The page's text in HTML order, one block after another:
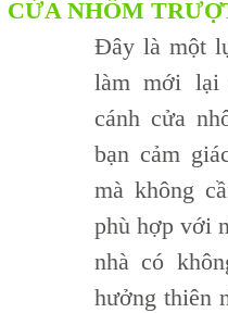
CỬA NHÔM
Đây là một
làm mới lại
cánh cửa
bạn cảm
mà không
phù hợp với
nhà có
hưởng thiên